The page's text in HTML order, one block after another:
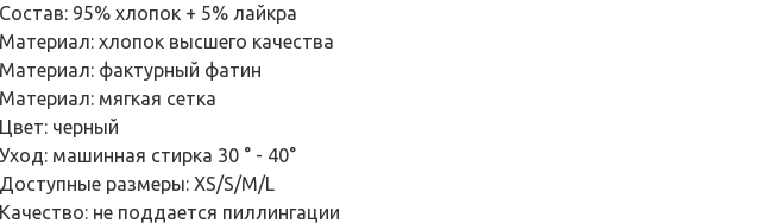
Состав: 95% хлопок + 5% лайкра
Материал: хлопок высшего качества
Материал: фактурный фатин
Материал: мягкая сетка
Цвет: черный
Уход: машинная стирка 30 ° - 40°
Доступные размеры: XS/S/M/L
Качество: не поддается пиллингации